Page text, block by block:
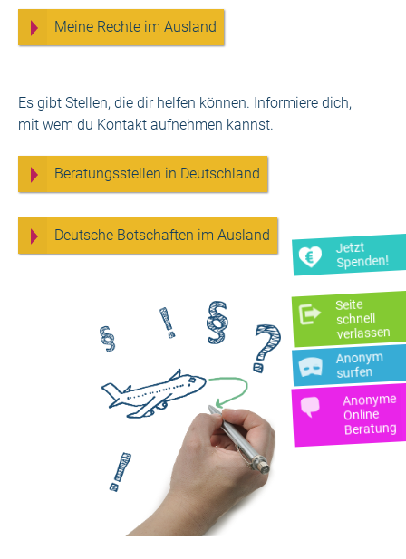
Jetzt
Spenden!
Seite
schnell
verlassen
Anonym
surfen
Anonyme
Online
Beratung
Meine Rechte im Ausland
Es gibt Stellen, die dir helfen können. Informiere dich,
mit wem du Kontakt aufnehmen kannst.
Beratungsstellen in Deutschland
Deutsche Botschaften im Ausland